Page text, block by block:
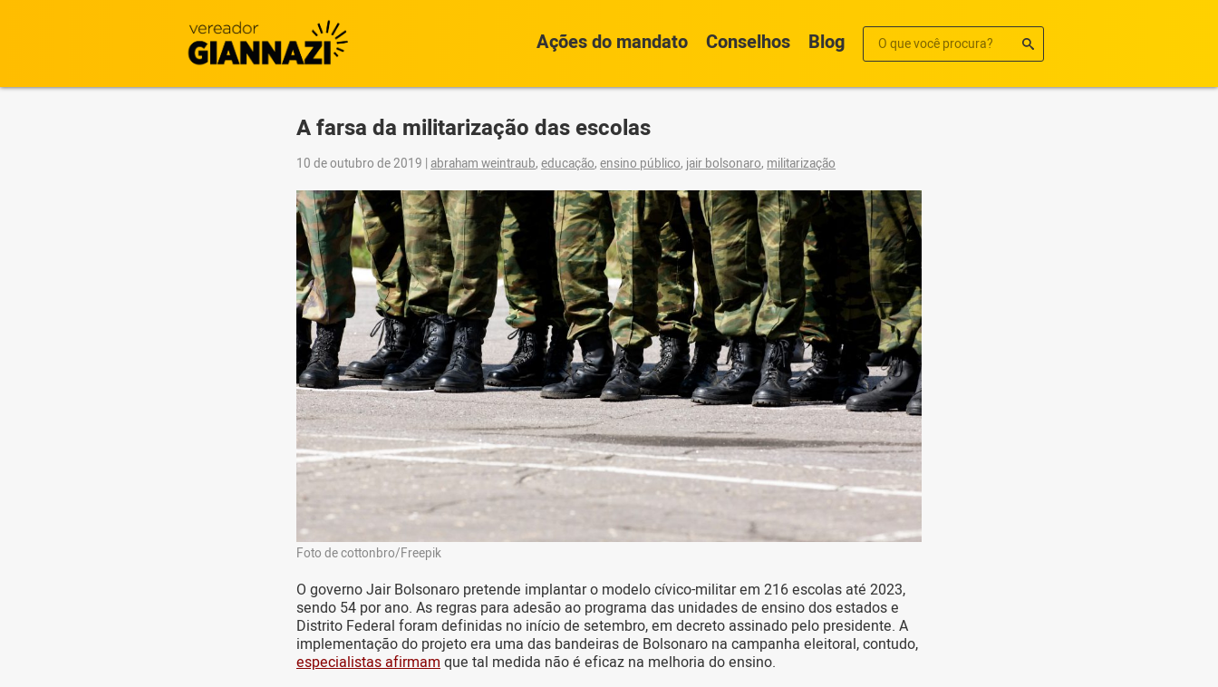
Ações do mandato Conselhos Blog
A farsa da militarização das escolas
10 de outubro de 2019 | abraham weintraub, educação, ensino público, jair bolsonaro, militarização
Foto de cottonbro/Freepik
O governo Jair Bolsonaro pretende implantar o modelo cívico-militar em 216 escolas até 2023,
sendo 54 por ano. As regras para adesão ao programa das unidades de ensino dos estados e
Distrito Federal foram definidas no início de setembro, em decreto assinado pelo presidente. A
implementação do projeto era uma das bandeiras de Bolsonaro na campanha eleitoral, contudo,
especialistas afirmamque tal medida não é eficaz na melhoria do ensino.